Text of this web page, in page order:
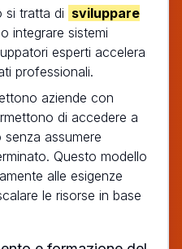
si tratta di sviluppare
integrare sistemi
esperti accelera
professionali.
aziende con
di accedere a
assumere
Questo modello
alle esigenze
le risorse in base